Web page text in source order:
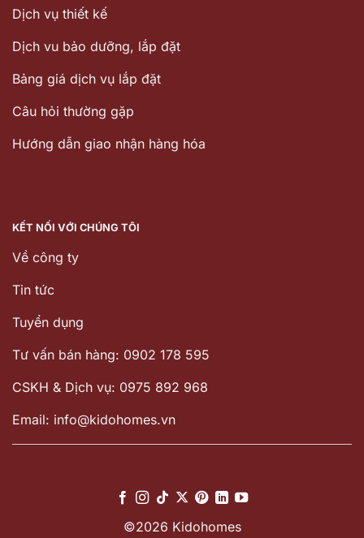
Dịch vụ thiết kế
Dịch vu bảo dưỡng, lắp đặt
Bảng giá dịch vụ lắp đặt
Câu hỏi thường gặp
Hướng dẫn giao nhận hàng hóa
KẾT NỐI VỚI CHÚNG TÔI
Về công ty
Tin tức
Tuyển dụng
Tư vấn bán hàng: 0902 178 595
CSKH & Dịch vụ: 0975 892 968
Email: info@kidohomes.vn
©2026 Kidohomes